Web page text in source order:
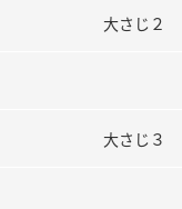
製造所固有記号一覧
大さじ２
大さじ３